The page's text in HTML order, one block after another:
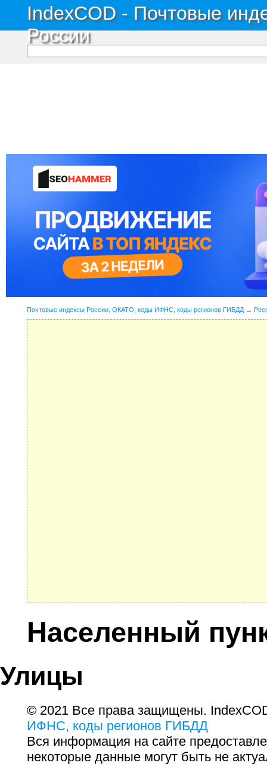
IndexCOD - Почтовые
России
Почтовые индексы России, ОКАТО, коды ИФНС, коды регионов ГИБДД →
Населенный
Улицы
© 2021 Все права защищены.
ИФНС, коды регионов ГИБДД
Вся информация на сайте
некоторые данные могут быть не